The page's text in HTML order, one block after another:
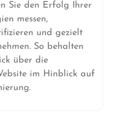
Sie den Erfolg Ihrer
messen,
und gezielt
So behalten
über die
im Hinblick auf